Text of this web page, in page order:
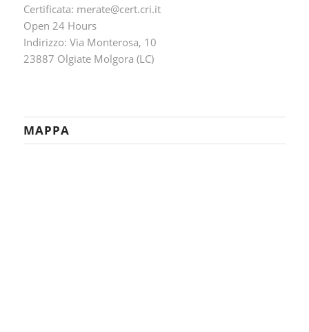
Certificata: merate@cert.cri.it
Open 24 Hours
Indirizzo: Via Monterosa, 10
23887 Olgiate Molgora (LC)
MAPPA